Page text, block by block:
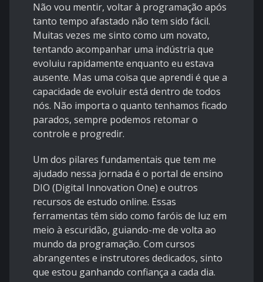
Não vou mentir, voltar à programação após
tanto tempo afastado não tem sido fácil.
Muitas vezes me sinto como um novato,
tentando acompanhar uma indústria que
evoluiu rapidamente enquanto eu estava
ausente. Mas uma coisa que aprendi é que a
capacidade de evoluir está dentro de todos
nós. Não importa o quanto tenhamos ficado
parados, sempre podemos retomar o
controle e progredir.
Um dos pilares fundamentais que tem me
ajudado nessa jornada é o portal de ensino
DIO (Digital Innovation One) e outros
recursos de estudo online. Essas
ferramentas têm sido como faróis de luz em
meio à escuridão, guiando-me de volta ao
mundo da programação. Com cursos
abrangentes e instrutores dedicados, sinto
que estou ganhando confiança a cada dia.